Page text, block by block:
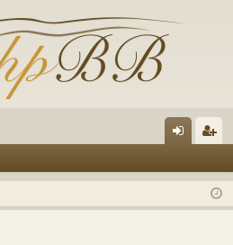
lá
sit
ist
ro